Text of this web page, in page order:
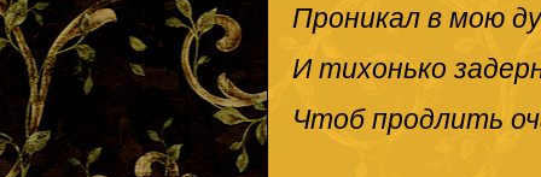
Проникал в мою
И тихонько
Чтоб продлить